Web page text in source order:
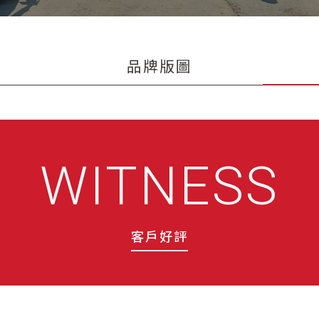
品牌版圖
WITNESS
客戶好評